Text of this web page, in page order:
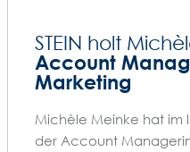
STEIN holt
Account
Marketing
Michèle Meinke hat im
der Account